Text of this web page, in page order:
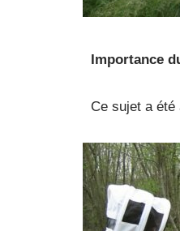
Importance
Ce sujet a été